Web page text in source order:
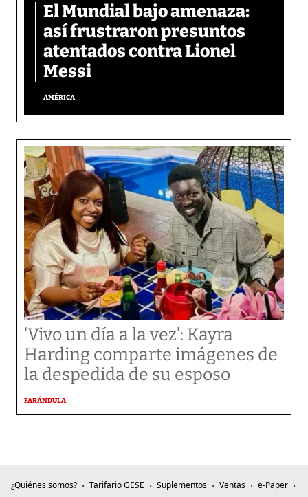
El Mundial bajo amenaza:
así frustraron presuntos
atentados contra Lionel
Messi
AMÉRICA
‘Vivo un día a la vez’: Kayra
Harding comparte imágenes de
la despedida de su esposo
FARÁNDULA
¿Quiénes somos? Tarifario GESE Suplementos Ventas
e-Paper